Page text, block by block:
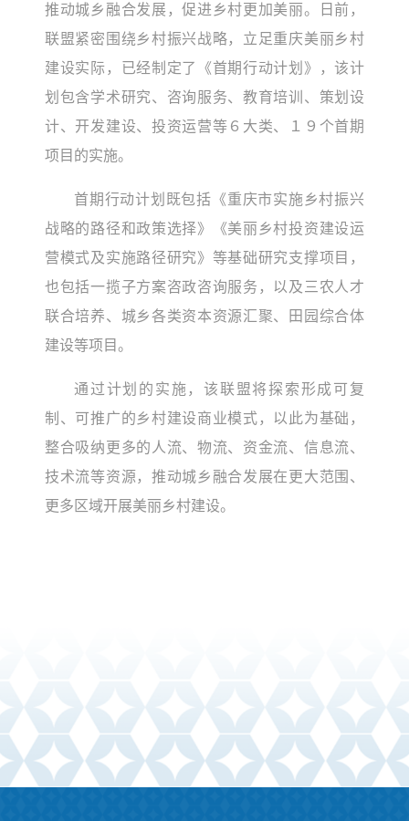
推动城乡融合发展，促进乡村更加美丽。日前，
联盟紧密围绕乡村振兴战略，立足重庆美丽乡村
建设实际，已经制定了《首期行动计划》，该计
划包含学术研究、咨询服务、教育培训、策划设
计、开发建设、投资运营等６大类、１９个首期
项目的实施。
首期行动计划既包括《重庆市实施乡村振兴
战略的路径和政策选择》《美丽乡村投资建设运
营模式及实施路径研究》等基础研究支撑项目，
也包括一揽子方案咨政咨询服务，以及三农人才
联合培养、城乡各类资本资源汇聚、田园综合体
建设等项目。
通过计划的实施，该联盟将探索形成可复
制、可推广的乡村建设商业模式，以此为基础，
整合吸纳更多的人流、物流、资金流、信息流、
技术流等资源，推动城乡融合发展在更大范围、
更多区域开展美丽乡村建设。